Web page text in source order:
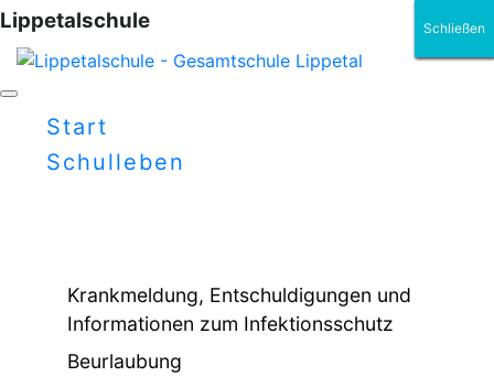
Lippetalschule
Start
Schulleben
Krankmeldung, Entschuldigungen und
Informationen zum Infektionsschutz
Beurlaubung
Schließen
Schließen
Schließen
Schließen
Schließen
Schließen